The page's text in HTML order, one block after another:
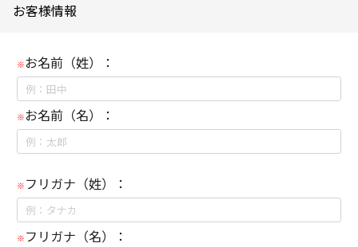
お客様情報
※お名前（姓）：
※お名前（名）：
※ フリガナ（姓）：
※ フリガナ（名）：